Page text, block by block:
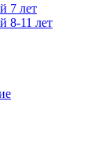
7 лет
8-11 лет